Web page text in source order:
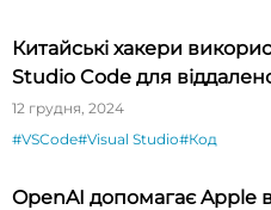
Китайські хакери
Studio Code для
12 грудня, 2024
#VSCode#Visual Studio#Код
OpenAI допомагає Apple